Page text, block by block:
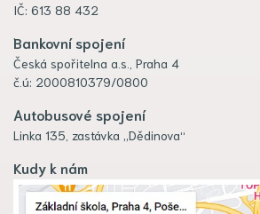
IČ: 613 88 432
Bankovní spojení
Česká spořitelna a.s., Praha 4
č.ú: 2000810379/0800
Autobusové spojení
Linka 135, zastávka „Dědinova“
Kudy k nám